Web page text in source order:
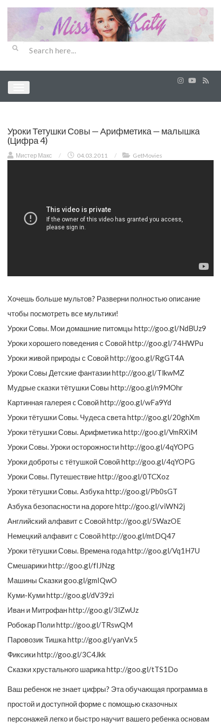
Уроки Тетушки Совы — Арифметика — малышка
(Цифра 4)
Мистер Макс / 04.03.2011 / GetMovies
Хочешь больше мультов? Разверни полностью описание
чтобы посмотреть все мультики!
Уроки Совы. Мои домашние питомцы http://goo.gl/NdBUz9
Уроки хорошего поведения с Совой http://goo.gl/74HWPu
Уроки живой природы с Совой http://goo.gl/RgGT4A
Уроки Совы Детские фантазии http://goo.gl/TlkwMZ
Мудрые сказки тётушки Совы http://goo.gl/n9MOhr
Картинная галерея c Совой http://goo.gl/wFa9Yd
Уроки тётушки Совы. Чудеса света http://goo.gl/20ghXm
Уроки тётушки Совы. Арифметика http://goo.gl/VmRXiM
Уроки Совы. Уроки осторожности http://goo.gl/4qYOPG
Уроки доброты с тётушкой Совой http://goo.gl/4qYOPG
Уроки Совы. Путешествие http://goo.gl/0TCXoz
Уроки тётушки Совы. Азбука http://goo.gl/Pb0sGT
Азбука безопасности на дороге http://goo.gl/viWN2j
Английский алфавит с Совой http://goo.gl/5WazOE
Немецкий алфавит с Совой http://goo.gl/mtDQ47
Уроки тётушки Совы. Времена года http://goo.gl/Vq1H7U
Смешарики http://goo.gl/fIJNzg
Машины Сказки goo.gl/gmIQwO
Куми-Куми http://goo.gl/dV39zi
Иван и Митрофан http://goo.gl/3lZwUz
Робокар Поли http://goo.gl/TRswQM
Паровозик Тишка http://goo.gl/yanVx5
Фиксики http://goo.gl/3C4Jkk
Сказки хрустального шарика http://goo.gl/tTS1Do
Ваш ребенок не знает цифры? Эта обучающая программа в
простой и доступной форме с помощью сказочных
персонажей легко и быстро научит вашего ребенка основам